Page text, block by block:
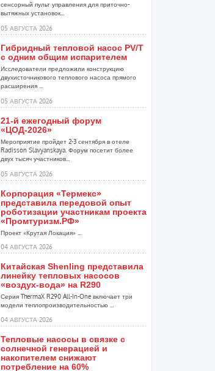
сенсорный пульт управления для приточно-
вытяжных установок...
05 АВГУСТА 2026
Гибридный тепловой насос PV/T
с одним общим испарителем
Исследователи предложили конструкцию
двухисточникового теплового насоса прямого
расширения ...
05 АВГУСТА 2026
21-й ежегодный форум
«ЦОД-2026»
Мероприятие пройдет 2-3 сентября в отеле
Radisson Slavyanskaya. Форум посетит более
двух тысяч участников...
05 АВГУСТА 2026
Корпорация «Термекс»
представила передовой опыт
роботизации участникам проекта
«Промтуризм.РФ»
Проект «Крутая Локация» ...
04 АВГУСТА 2026
Китайская Shenling представила
линейку тепловых насосов
«воздух-вода» на R290
Серия ThermaX R290 All-In-One включает три
модели теплопроизводительностью ...
04 АВГУСТА 2026
Тепловые насосы в связке с
солнечной генерацией и
накопителем снижают
потребление на 60%